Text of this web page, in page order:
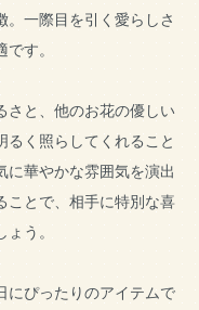
一際目を引く愛らしさ
す。
さと、他のお花の優しい
く照らしてくれること
に華やかな雰囲気を演出
ことで、相手に特別な喜
う。
にぴったりのアイテムで